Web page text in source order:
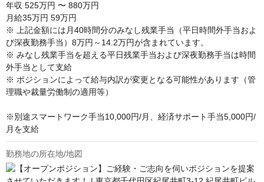
年収 525万円 〜 880万円
月給35万円 59万円
※ 上記金額には月40時間分のみなし残業手当（平日時間外手当およ
び深夜勤務手当）8万円～14.2万円が含まれています。
※ みなし残業手当を超える平日残業手当および深夜勤務手当は時間
外手当として支給
※ ポジションによって給与内訳が変更となる可能性があります（管
理職や裁量労働制の適用等）
※別途スマートワーク手当10,000円/月、経済サポート手当5,000円/
月を支給
勤務地の所在地/地図